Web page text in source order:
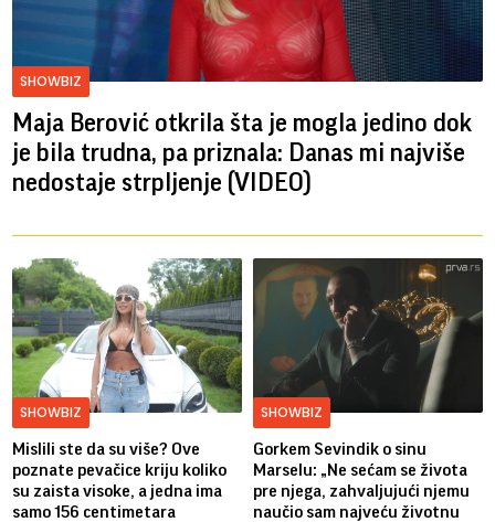
SHOWBIZ
Maja Berović otkrila šta je mogla jedino dok
je bila trudna, pa priznala: Danas mi najviše
nedostaje strpljenje (VIDEO)
SHOWBIZ
Mislili ste da su više? Ove
poznate pevačice kriju koliko
su zaista visoke, a jedna ima
samo 156 centimetara
SHOWBIZ
Gorkem Sevindik o sinu
Marselu: „Ne sećam se života
pre njega, zahvaljujući njemu
naučio sam najveću životnu